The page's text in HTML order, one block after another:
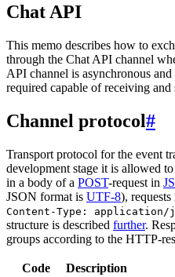
Chat API
This memo describes how to
through the Chat API channel
API channel is asynchronous
required capable of receiving and
Channel protocol#
Transport protocol for the event
development stage it is allowed to
in a body of a POST-request in
JSON format is UTF-8),
Content-Type:
structure is described further.
groups according to the HTTP-
Code Description